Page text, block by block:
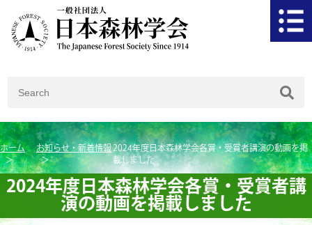
ホーム お知らせ・新着情報2024年度日本森林学会各賞・受賞者講演の動画を掲
載しました
2024年度日本森林学会各賞・受賞者講
演の動画を掲載しました